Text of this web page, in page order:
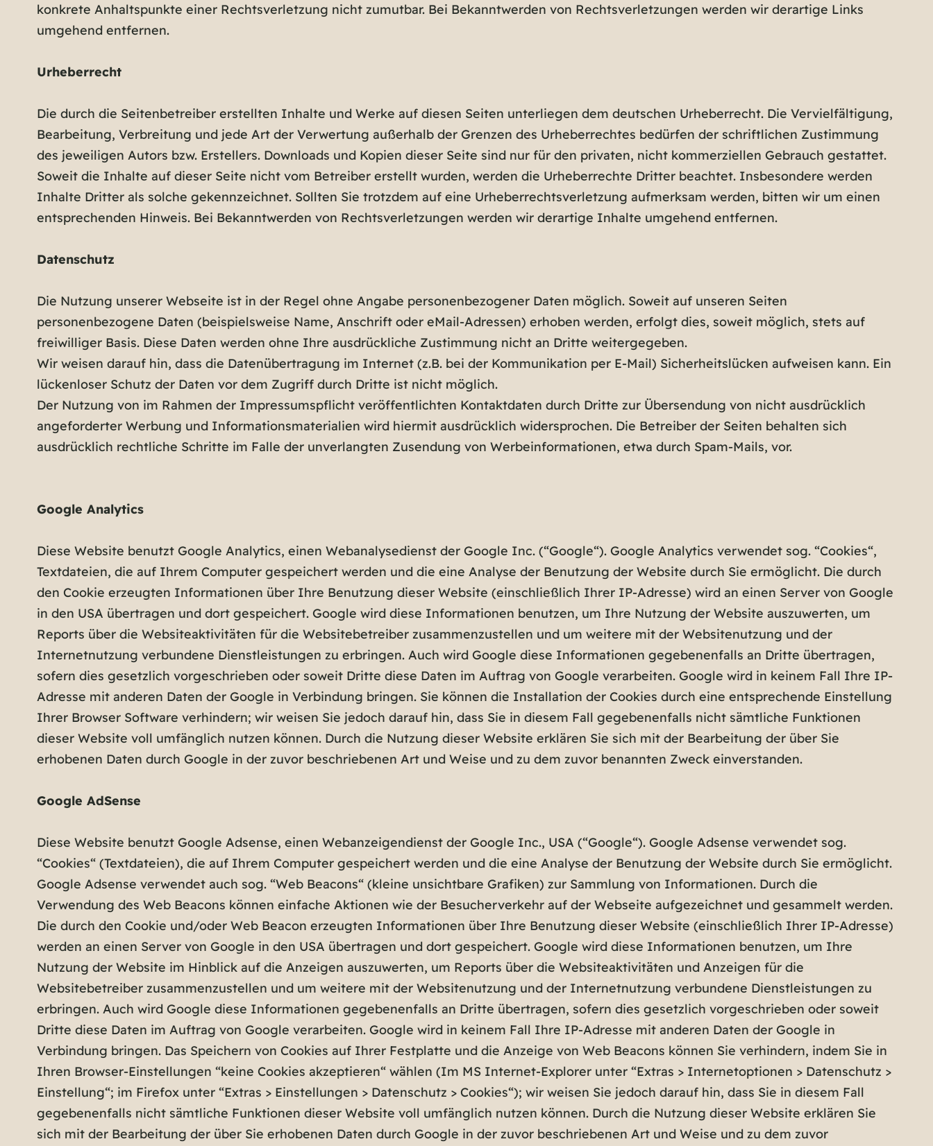
konkrete Anhaltspunkte einer Rechtsverletzung nicht zumutbar. Bei Bekanntwerden von Rechtsverletzungen werden wir derartige Links
umgehend entfernen.
Urheberrecht
Die durch die Seitenbetreiber erstellten Inhalte und Werke auf diesen Seiten unterliegen dem deutschen Urheberrecht. Die Vervielfältigung,
Bearbeitung, Verbreitung und jede Art der Verwertung außerhalb der Grenzen des Urheberrechtes bedürfen der schriftlichen Zustimmung
des jeweiligen Autors bzw. Erstellers. Downloads und Kopien dieser Seite sind nur für den privaten, nicht kommerziellen Gebrauch gestattet.
Soweit die Inhalte auf dieser Seite nicht vom Betreiber erstellt wurden, werden die Urheberrechte Dritter beachtet. Insbesondere werden
Inhalte Dritter als solche gekennzeichnet. Sollten Sie trotzdem auf eine Urheberrechtsverletzung aufmerksam werden, bitten wir um einen
entsprechenden Hinweis. Bei Bekanntwerden von Rechtsverletzungen werden wir derartige Inhalte umgehend entfernen.
Datenschutz
Die Nutzung unserer Webseite ist in der Regel ohne Angabe personenbezogener Daten möglich. Soweit auf unseren Seiten
personenbezogene Daten (beispielsweise Name, Anschrift oder eMail-Adressen) erhoben werden, erfolgt dies, soweit möglich, stets auf
freiwilliger Basis. Diese Daten werden ohne Ihre ausdrückliche Zustimmung nicht an Dritte weitergegeben.
Wir weisen darauf hin, dass die Datenübertragung im Internet (z.B. bei der Kommunikation per E-Mail) Sicherheitslücken aufweisen kann. Ein
lückenloser Schutz der Daten vor dem Zugriff durch Dritte ist nicht möglich.
Der Nutzung von im Rahmen der Impressumspflicht veröffentlichten Kontaktdaten durch Dritte zur Übersendung von nicht ausdrücklich
angeforderter Werbung und Informationsmaterialien wird hiermit ausdrücklich widersprochen. Die Betreiber der Seiten behalten sich
ausdrücklich rechtliche Schritte im Falle der unverlangten Zusendung von Werbeinformationen, etwa durch Spam-Mails, vor.
Google Analytics
Diese Website benutzt Google Analytics, einen Webanalysedienst der Google Inc. (“Google“). Google Analytics verwendet sog. “Cookies“,
Textdateien, die auf Ihrem Computer gespeichert werden und die eine Analyse der Benutzung der Website durch Sie ermöglicht. Die durch
den Cookie erzeugten Informationen über Ihre Benutzung dieser Website (einschließlich Ihrer IP-Adresse) wird an einen Server von Google
in den USA übertragen und dort gespeichert. Google wird diese Informationen benutzen, um Ihre Nutzung der Website auszuwerten, um
Reports über die Websiteaktivitäten für die Websitebetreiber zusammenzustellen und um weitere mit der Websitenutzung und der
Internetnutzung verbundene Dienstleistungen zu erbringen. Auch wird Google diese Informationen gegebenenfalls an Dritte übertragen,
sofern dies gesetzlich vorgeschrieben oder soweit Dritte diese Daten im Auftrag von Google verarbeiten. Google wird in keinem Fall Ihre IP-
Adresse mit anderen Daten der Google in Verbindung bringen. Sie können die Installation der Cookies durch eine entsprechende Einstellung
Ihrer Browser Software verhindern; wir weisen Sie jedoch darauf hin, dass Sie in diesem Fall gegebenenfalls nicht sämtliche Funktionen
dieser Website voll umfänglich nutzen können. Durch die Nutzung dieser Website erklären Sie sich mit der Bearbeitung der über Sie
erhobenen Daten durch Google in der zuvor beschriebenen Art und Weise und zu dem zuvor benannten Zweck einverstanden.
Google AdSense
Diese Website benutzt Google Adsense, einen Webanzeigendienst der Google Inc., USA (“Google“). Google Adsense verwendet sog.
“Cookies“ (Textdateien), die auf Ihrem Computer gespeichert werden und die eine Analyse der Benutzung der Website durch Sie ermöglicht.
Google Adsense verwendet auch sog. “Web Beacons“ (kleine unsichtbare Grafiken) zur Sammlung von Informationen. Durch die
Verwendung des Web Beacons können einfache Aktionen wie der Besucherverkehr auf der Webseite aufgezeichnet und gesammelt werden.
Die durch den Cookie und/oder Web Beacon erzeugten Informationen über Ihre Benutzung dieser Website (einschließlich Ihrer IP-Adresse)
werden an einen Server von Google in den USA übertragen und dort gespeichert. Google wird diese Informationen benutzen, um Ihre
Nutzung der Website im Hinblick auf die Anzeigen auszuwerten, um Reports über die Websiteaktivitäten und Anzeigen für die
Websitebetreiber zusammenzustellen und um weitere mit der Websitenutzung und der Internetnutzung verbundene Dienstleistungen zu
erbringen. Auch wird Google diese Informationen gegebenenfalls an Dritte übertragen, sofern dies gesetzlich vorgeschrieben oder soweit
Dritte diese Daten im Auftrag von Google verarbeiten. Google wird in keinem Fall Ihre IP-Adresse mit anderen Daten der Google in
Verbindung bringen. Das Speichern von Cookies auf Ihrer Festplatte und die Anzeige von Web Beacons können Sie verhindern, indem Sie in
Ihren Browser-Einstellungen “keine Cookies akzeptieren“ wählen (Im MS Internet-Explorer unter “Extras > Internetoptionen > Datenschutz >
Einstellung“; im Firefox unter “Extras > Einstellungen > Datenschutz > Cookies“); wir weisen Sie jedoch darauf hin, dass Sie in diesem Fall
gegebenenfalls nicht sämtliche Funktionen dieser Website voll umfänglich nutzen können. Durch die Nutzung dieser Website erklären Sie
sich mit der Bearbeitung der über Sie erhobenen Daten durch Google in der zuvor beschriebenen Art und Weise und zu dem zuvor